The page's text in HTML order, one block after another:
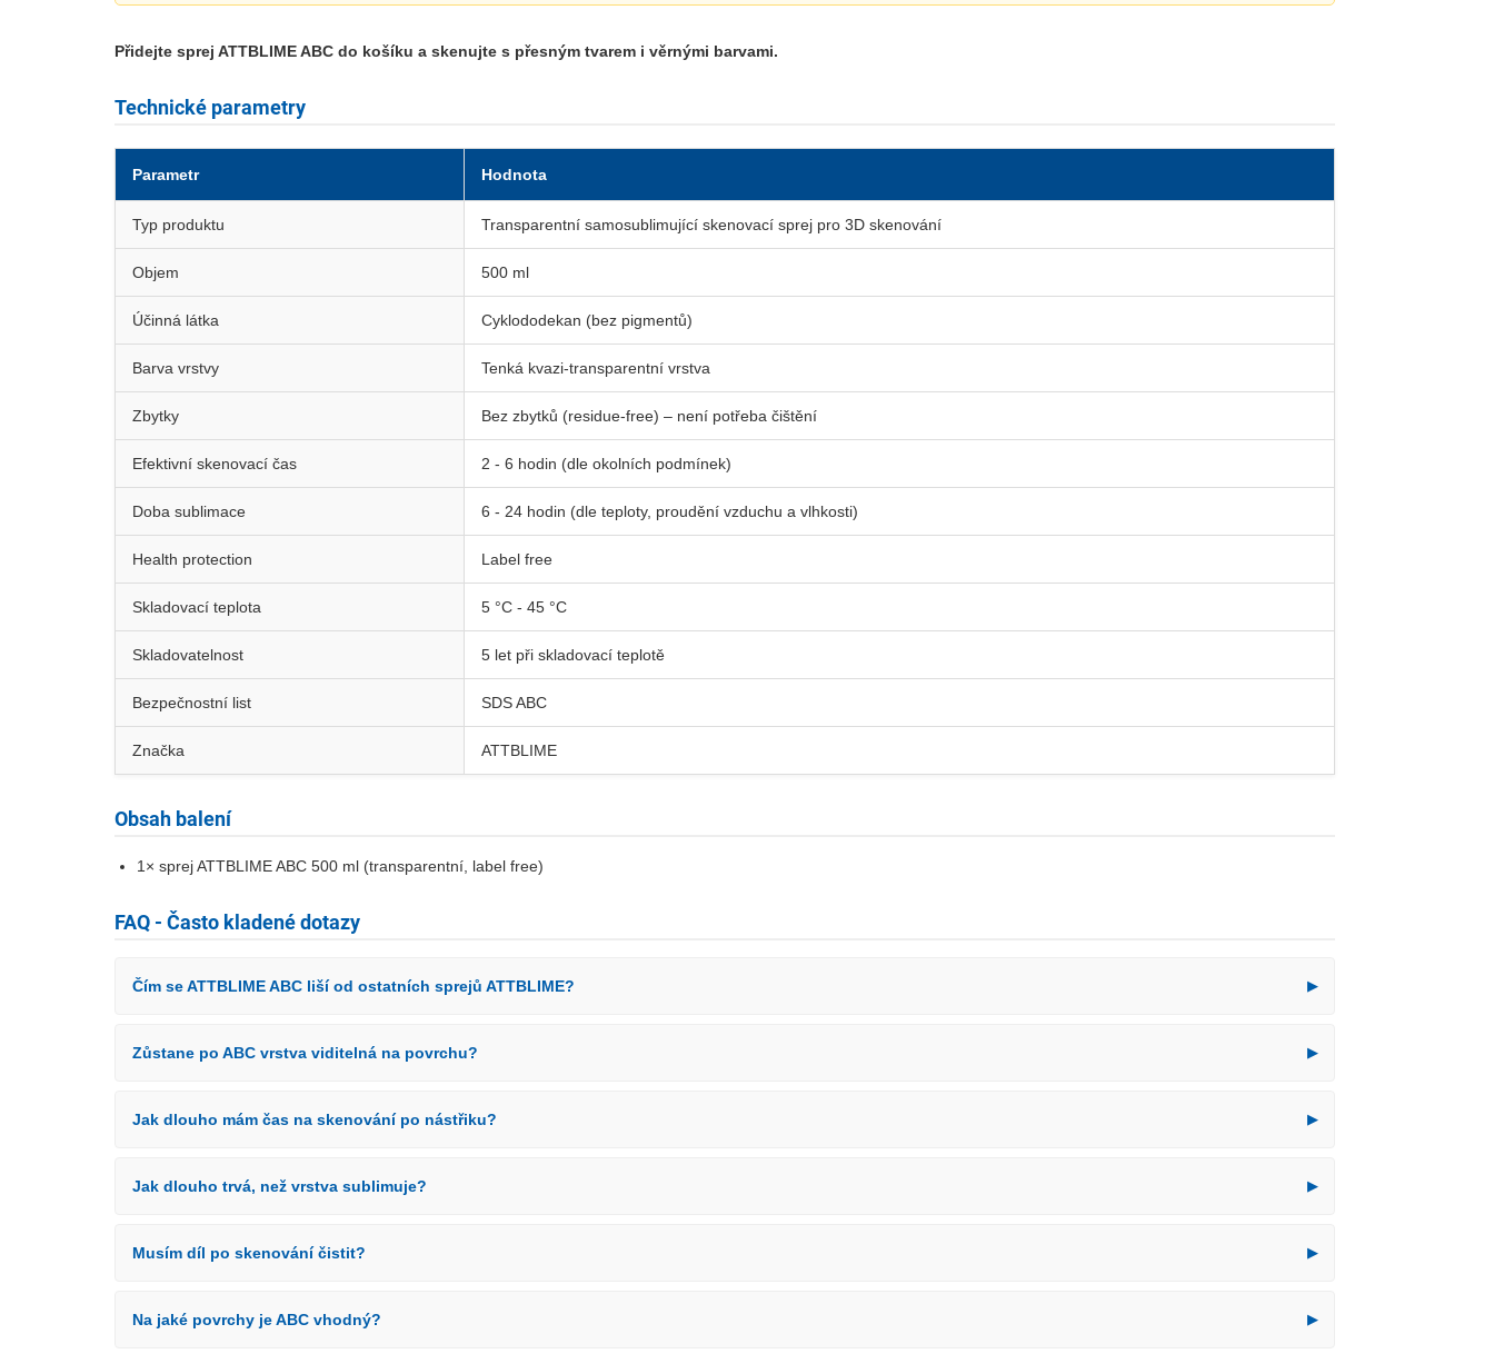
Přidejte sprej ATTBLIME ABC do košíku a skenujte s přesným tvarem i věrnými barvami.
Technické parametry
Parametr Hodnota
Typ produktu Transparentní samosublimující skenovací sprej pro 3D skenování
Objem 500 ml
Účinná látka Cyklododekan (bez pigmentů)
Barva vrstvy Tenká kvazi-transparentní vrstva
Zbytky Bez zbytků (residue-free) – není potřeba čištění
Efektivní skenovací čas 2 - 6 hodin (dle okolních podmínek)
Doba sublimace 6 - 24 hodin (dle teploty, proudění vzduchu a vlhkosti)
Health protection Label free
Skladovací teplota 5 °C - 45 °C
Skladovatelnost 5 let při skladovací teplotě
Bezpečnostní list SDS ABC
Značka ATTBLIME
Obsah balení
1× sprej ATTBLIME ABC 500 ml (transparentní, label free)
FAQ - Často kladené dotazy
Čím se ATTBLIME ABC liší od ostatních sprejů ATTBLIME? ▶
Zůstane po ABC vrstva viditelná na povrchu? ▶
Jak dlouho mám čas na skenování po nástřiku? ▶
Jak dlouho trvá, než vrstva sublimuje? ▶
Musím díl po skenování čistit? ▶
Na jaké povrchy je ABC vhodný? ▶